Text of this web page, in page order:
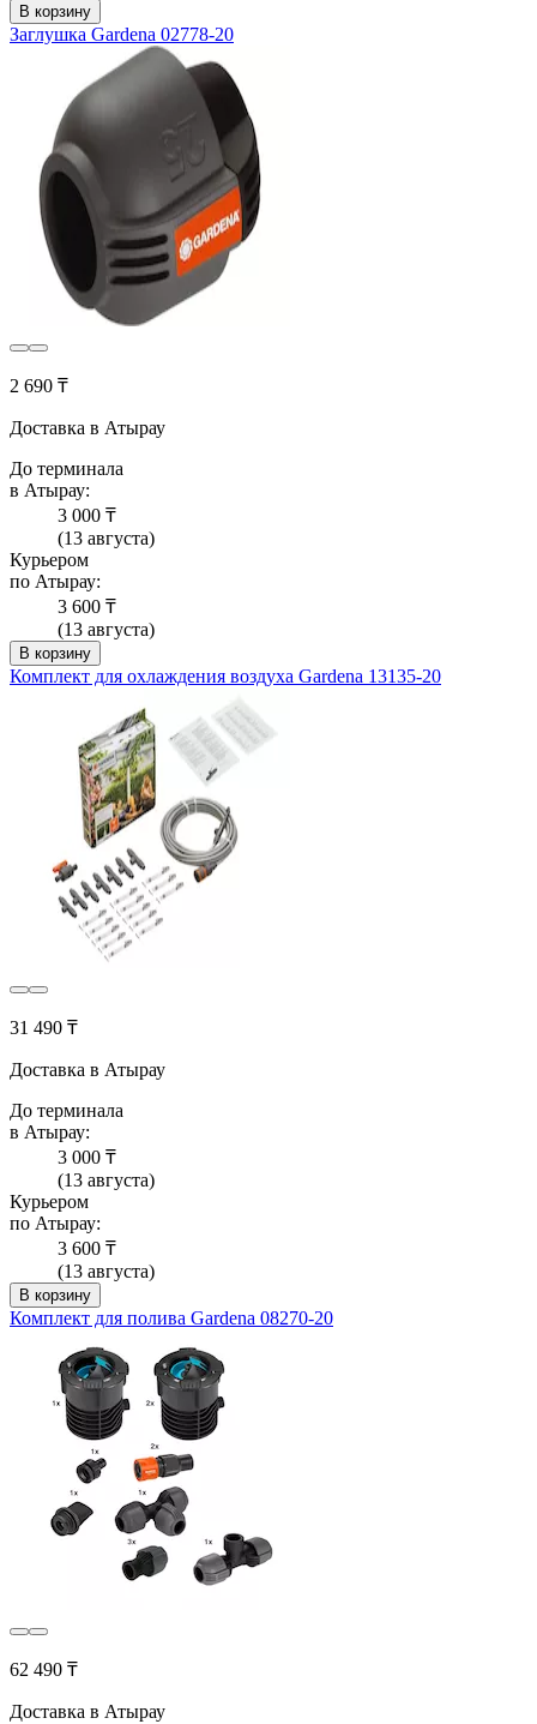
В корзину
Заглушка Gardena 02778-20
2 690 ₸
Доставка в Атырау
До терминала
в Атырау:
3 000 ₸
(13 августа)
Курьером
по Атырау:
3 600 ₸
(13 августа)
В корзину
Комплект для охлаждения воздуха Gardena 13135-20
31 490 ₸
Доставка в Атырау
До терминала
в Атырау:
3 000 ₸
(13 августа)
Курьером
по Атырау:
3 600 ₸
(13 августа)
В корзину
Комплект для полива Gardena 08270-20
62 490 ₸
Доставка в Атырау